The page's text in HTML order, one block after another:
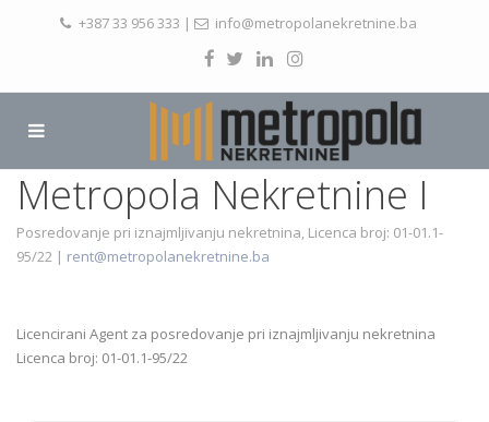
+387 33 956 333 | info@metropolanekretnine.ba
Metropola Nekretnine I
Posredovanje pri iznajmljivanju nekretnina, Licenca broj: 01-01.1-
95/22 | rent@metropolanekretnine.ba
Licencirani Agent za posredovanje pri iznajmljivanju nekretnina
Licenca broj: 01-01.1-95/22